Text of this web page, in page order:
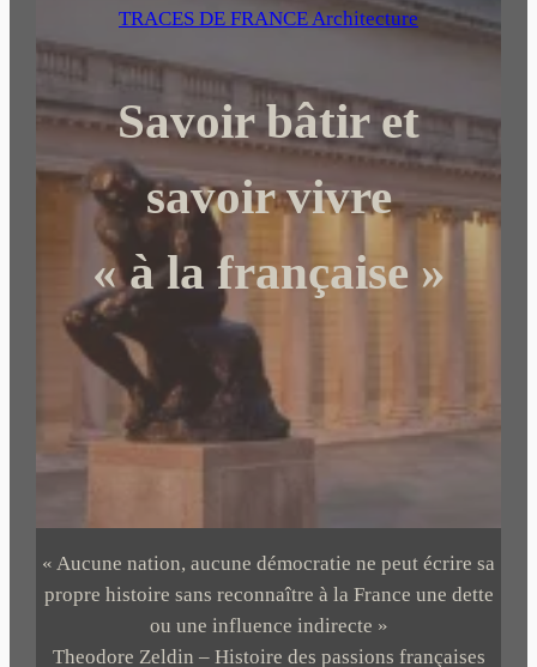
r
c
h
r
TRACES DE FRANCE Architecture
Savoir bâtir et
savoir vivre
« à la française »
« Aucune nation, aucune démocratie ne peut écrire sa
propre histoire sans reconnaître à la France une dette
ou une influence indirecte »
Theodore Zeldin – Histoire des passions françaises